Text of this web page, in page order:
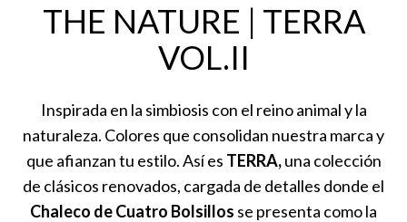
THE NATURE | TERRA
VOL.II
Inspirada en la simbiosis con el reino animal y la
naturaleza. Colores que consolidan nuestra marca y
que afianzan tu estilo. Así es TERRA,una colección
de clásicos renovados, cargada de detalles donde el
Chaleco de Cuatro Bolsillos se presenta como la